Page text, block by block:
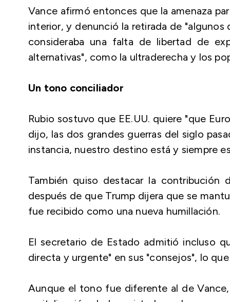
Vance afirmó entonces que la amenaza
interior, y denunció la retirada de "algunos
consideraba una falta de libertad de
alternativas", como la ultraderecha y los
Un tono conciliador
Rubio sostuvo que EE.UU. quiere "que
dijo, las dos grandes guerras del siglo
instancia, nuestro destino está y siempre
También quiso destacar la
después de que Trump dijera que se
fue recibido como una nueva humillación.
El secretario de Estado admitió incluso
directa y urgente" en sus "consejos", lo
Aunque el tono fue diferente al de